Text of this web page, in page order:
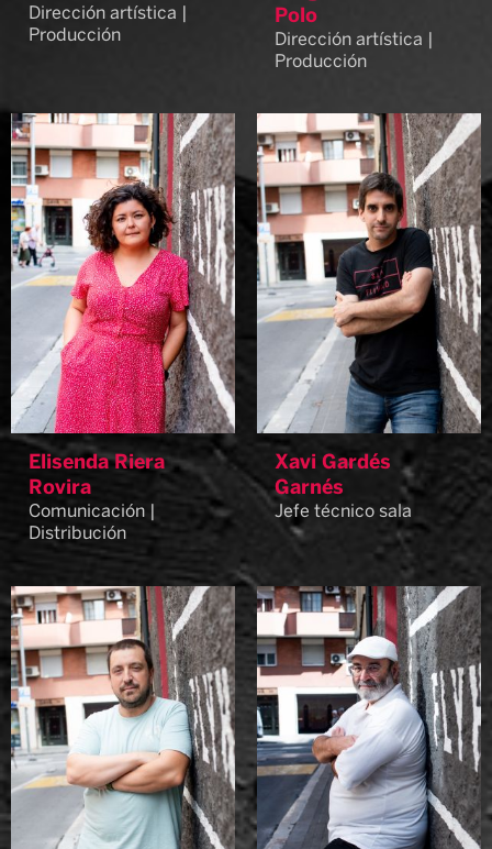
Dirección artística |
Producción
Polo
Dirección artística |
Producción
Elisenda Riera
Rovira
Comunicación |
Distribución
Xavi Gardés
Garnés
Jefe técnico sala